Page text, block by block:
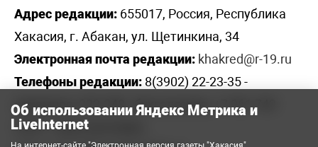
Адрес редакции: 655017, Россия, Республика
Хакасия, г. Абакан, ул. Щетинкина, 34
Электронная почта редакции: khakred@r-19.ru
Телефоны редакции: 8(3902) 22-23-35 -
приемная, 222-248 - бухгалтерия, +7 961 743
2230 - отдел рекламы,
Об использовании Яндекс Метрика и
LiveInternet